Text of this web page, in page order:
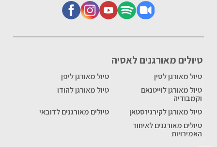
טיולים מאורגנים לאסיה
טיול מאורגן לסין
טיול מאורגן ליפן
טיול מאורגן לוייטנאם
וקמבודיה
טיול מאורגן להודו
טיול מאורגן לקירגיזסטאן
טיולים מאורגנים לדובאי
טיולים מאורגנים לאיחוד
האמירויות